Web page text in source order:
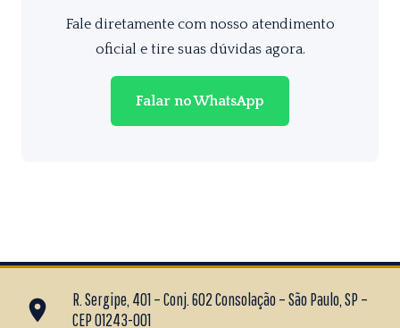
Fale diretamente com nosso atendimento
oficial e tire suas dúvidas agora.
Falar no WhatsApp
place
R. Sergipe, 401 – Conj. 602 Consolação – São Paulo, SP –
CEP 01243-001